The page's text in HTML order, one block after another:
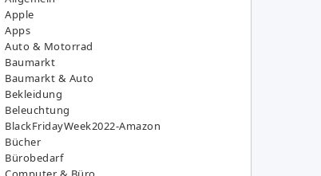
Apple
Apps
Auto & Motorrad
Baumarkt
Baumarkt & Auto
Bekleidung
Beleuchtung
BlackFridayWeek2022-Amazon
Bücher
Bürobedarf